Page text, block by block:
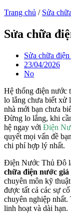
Trang chủ / Sửa
Sửa chữa
Sửa chữa
23/04/2026
No
Hệ thống điện nước
lo lắng chưa biết xử
nhà mới bạn chưa
Đừng lo lắng, khi
hệ ngay với Điện
quyết mọi vấn đề
chi phí hợp lý nhất.
Điện Nước Thủ Đô
chữa điện nước
chuyên môn kỹ
được tất cả các sự
chuyên nghiệp
linh hoạt và dài hạn.